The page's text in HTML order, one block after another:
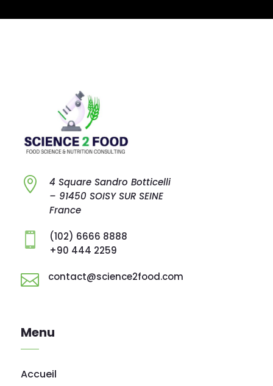
 4 Square Sandro Botticelli
– 91450 SOISY SUR SEINE
France

(102) 6666 8888
+90 444 2259
 contact@science2food.com
Menu
Accueil